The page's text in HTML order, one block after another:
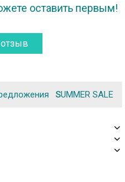
оставить первым!
SUMMER SALE